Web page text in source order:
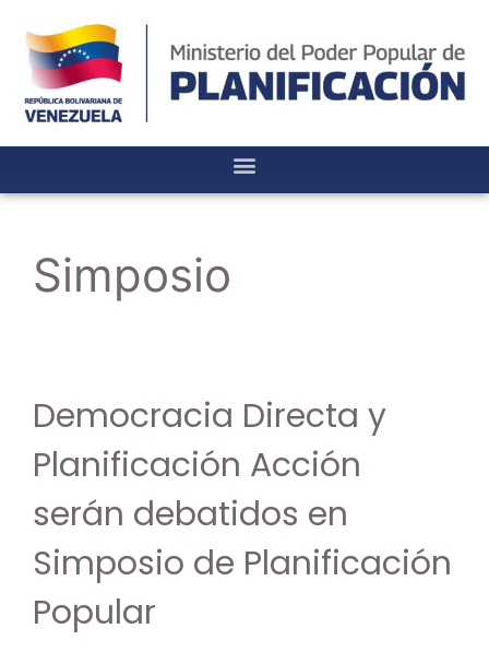
Simposio
Democracia Directa y
Planificación Acción
serán debatidos en
Simposio de Planificación
Popular